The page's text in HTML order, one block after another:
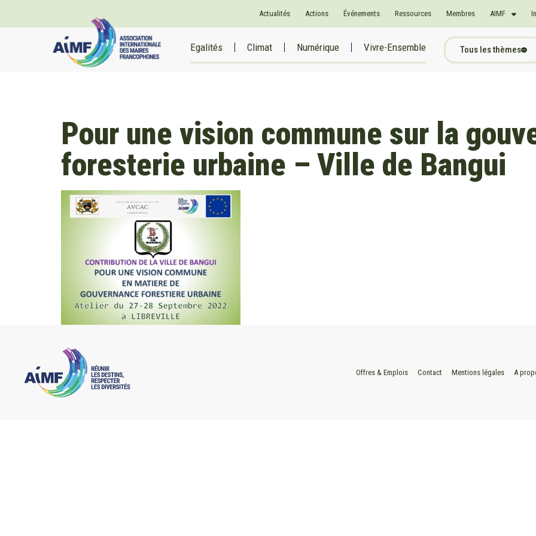
Actualités Actions Événements Ressources Membres AIMF
Egalités Climat Numérique Vivre-Ensemble Tous les thèmes
Pour une vision commune sur la
foresterie urbaine – Ville de Bangui
Offres & Emplois Contact Mentions légales A